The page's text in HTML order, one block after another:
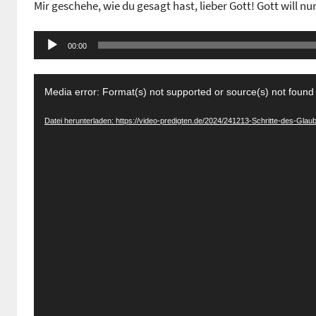
n
G
e
n
Mir geschehe, wie du gesagt hast, lieber Gott! Gott will
Audio-
Player
00:00
Media error: Format(s) not supported or source(s) not found
Datei herunterladen: https://video-predigten.de/2024/241213-Schritte-des-